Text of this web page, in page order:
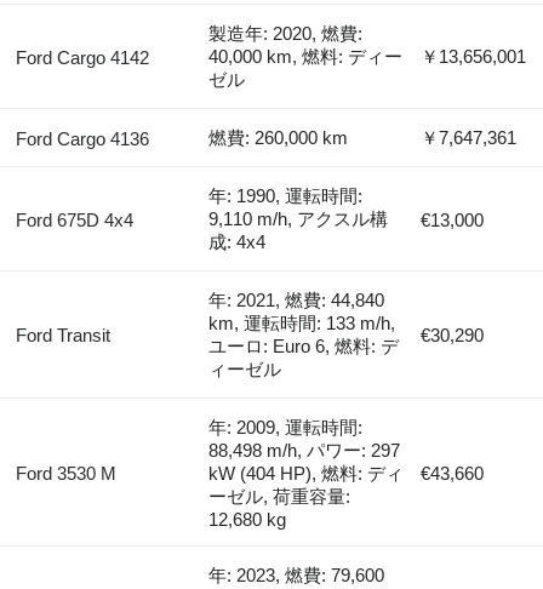
Ford Cargo 4142
製造年: 2020, 燃費:
40,000 km, 燃料: ディー
ゼル
￥13,656,001
Ford Cargo 4136 燃費: 260,000 km ￥7,647,361
Ford 675D 4x4
年: 1990, 運転時間:
9,110 m/h, アクスル構
成: 4x4
€13,000
Ford Transit
年: 2021, 燃費: 44,840
km, 運転時間: 133 m/h,
ユーロ: Euro 6, 燃料: デ
ィーゼル
€30,290
Ford 3530 M
年: 2009, 運転時間:
88,498 m/h, パワー: 297
kW (404 HP), 燃料: ディ
ーゼル, 荷重容量:
12,680 kg
€43,660
年: 2023, 燃費: 79,600